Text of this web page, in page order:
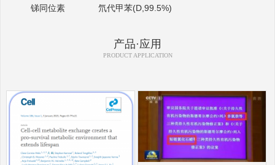
锑同位素 氘代甲苯(D,99.5%)
产品·应用
PRODUCT APPLICATION